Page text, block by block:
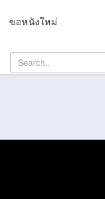
ขอหนังใหม่